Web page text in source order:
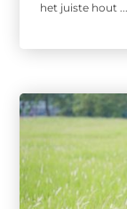
het juiste hout ...